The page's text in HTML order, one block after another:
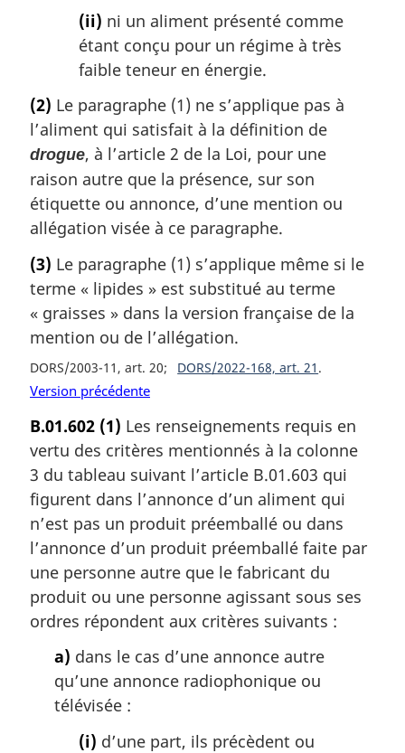
(ii) ni un aliment présenté comme
étant conçu pour un régime à très
faible teneur en énergie.
(2) Le paragraphe (1) ne s’applique pas à
l’aliment qui satisfait à la définition de
drogue, à l’article 2 de la Loi, pour une
raison autre que la présence, sur son
étiquette ou annonce, d’une mention ou
allégation visée à ce paragraphe.
(3) Le paragraphe (1) s’applique même si le
terme « lipides » est substitué au terme
« graisses » dans la version française de la
mention ou de l’allégation.
DORS/2003-11, art. 20 DORS/2022-168, art. 21
Version précédente
B.01.602 (1) Les renseignements requis en
vertu des critères mentionnés à la colonne
3 du tableau suivant l’article B.01.603 qui
figurent dans l’annonce d’un aliment qui
n’est pas un produit préemballé ou dans
l’annonce d’un produit préemballé faite par
une personne autre que le fabricant du
produit ou une personne agissant sous ses
ordres répondent aux critères suivants :
a) dans le cas d’une annonce autre
qu’une annonce radiophonique ou
télévisée :
(i) d’une part, ils précèdent ou